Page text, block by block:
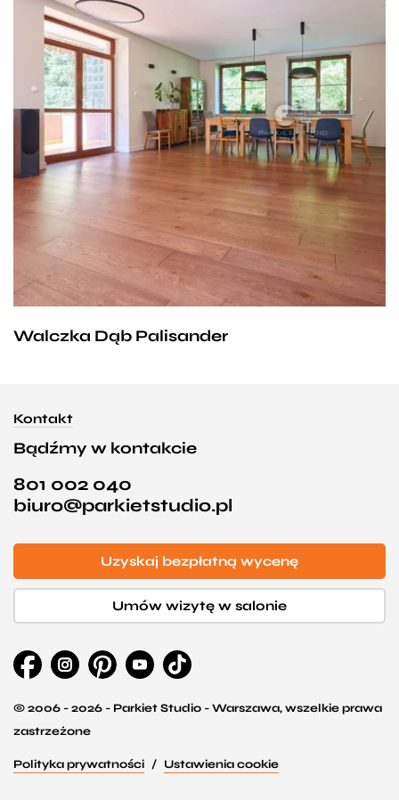
Walczka Dąb Palisander
Kontakt
Bądźmy w kontakcie
801 002 040
biuro@parkietstudio.pl
Uzyskaj bezpłatną wycenę
Umów wizytę w salonie
© 2006 - 2026 - Parkiet Studio - Warszawa, wszelkie prawa
zastrzeżone
Polityka prywatności Ustawienia cookie